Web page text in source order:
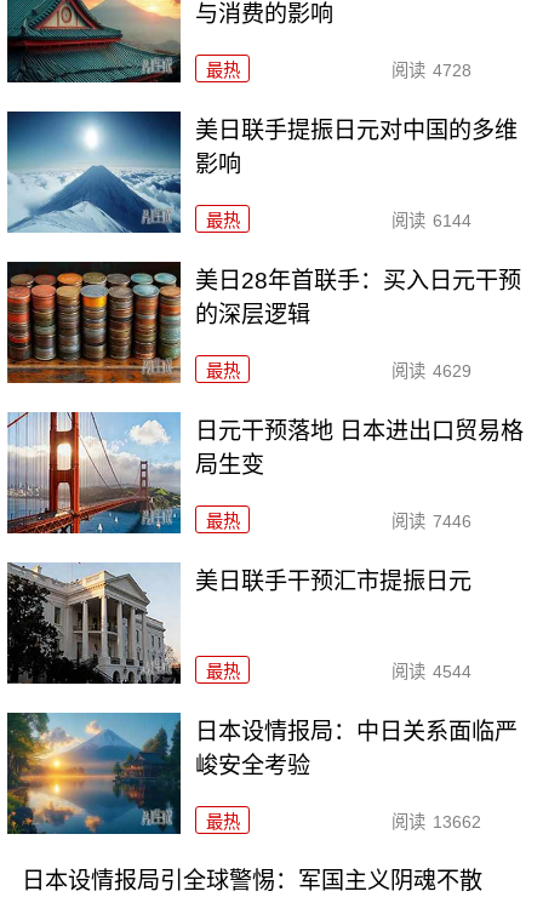
与消费的影响
最热 阅读 4728
美日联手提振日元对中国的多维
影响
最热 阅读 6144
美日28年首联手：买入日元干预
的深层逻辑
最热 阅读 4629
日元干预落地 日本进出口贸易格
局生变
最热 阅读 7446
美日联手干预汇市提振日元
最热 阅读 4544
日本设情报局：中日关系面临严
峻安全考验
最热 阅读 13662
日本设情报局引全球警惕：军国主义阴魂不散